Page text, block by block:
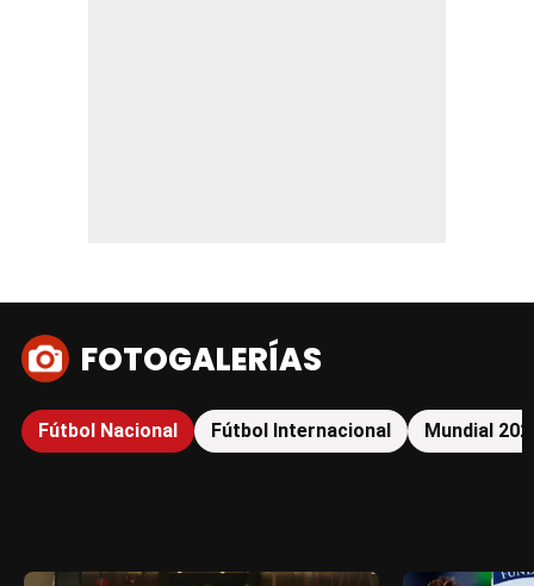
FOTOGALERÍAS
Fútbol Nacional Fútbol Internacional Mundial